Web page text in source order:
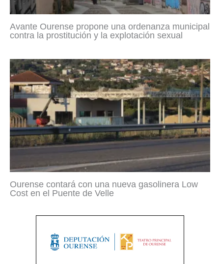
Avante Ourense propone una ordenanza municipal
contra la prostitución y la explotación sexual
Ourense contará con una nueva gasolinera Low
Cost en el Puente de Velle